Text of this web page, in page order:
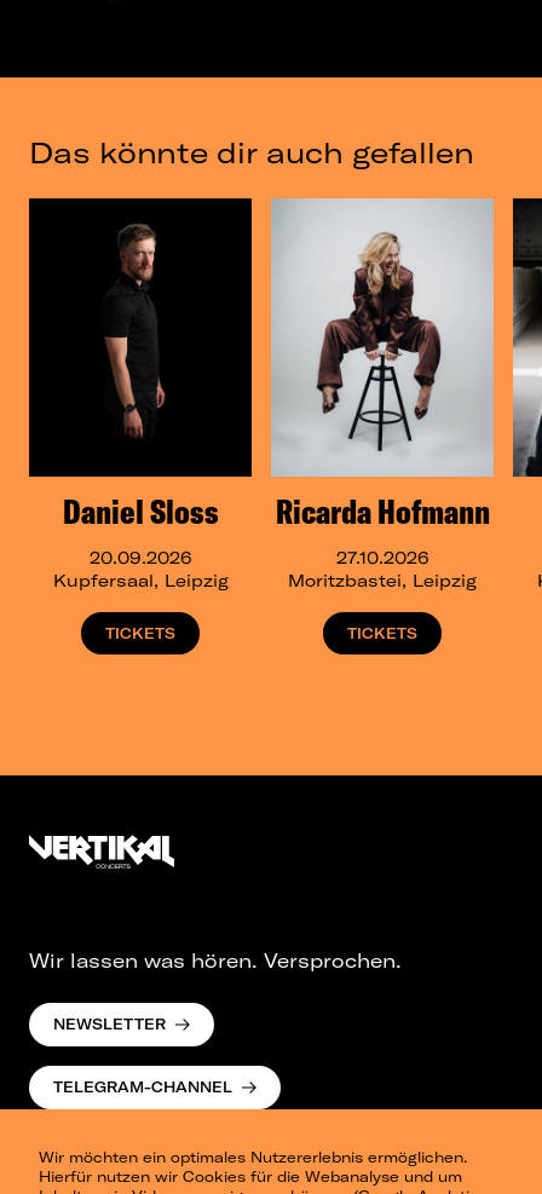
Das könnte dir auch gefallen
Daniel Sloss
20.09.2026
Kupfersaal, Leipzig
TICKETS
Ricarda Hofmann
27.10.2026
Moritzbastei, Leipzig
TICKETS
Wir möchten ein optimales Nutzererlebnis ermöglichen.
Hierfür nutzen wir Cookies für die Webanalyse und um
Wir lassen was hören. Versprochen.
NEWSLETTER
TELEGRAM-CHANNEL